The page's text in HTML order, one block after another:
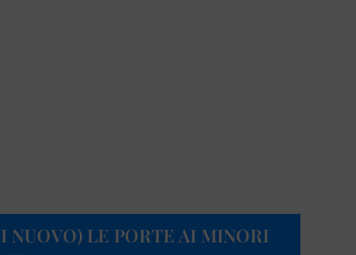
NUOVO) LE PORTE AI MINORI